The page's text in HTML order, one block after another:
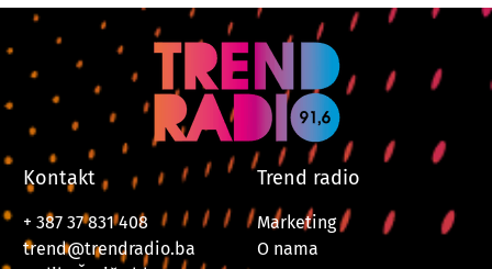
Kontakt
+ 387 37 831 408
trend@trendradio.ba
Trend radio
Marketing
O nama